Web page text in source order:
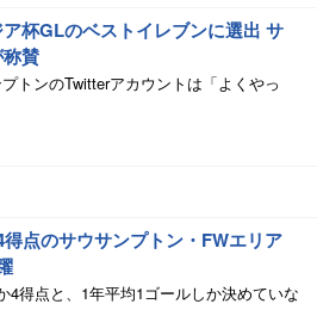
杯GLのベストイレブンに選出 サ
賛
トンのTwitterアカウントは「よくやっ
点のサウサンプトン・FWエリア
4得点と、1年平均1ゴールしか決めていな